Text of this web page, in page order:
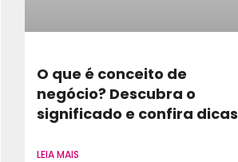
O que é conceito de
negócio? Descubra o
significado e confira dicas
LEIA MAIS